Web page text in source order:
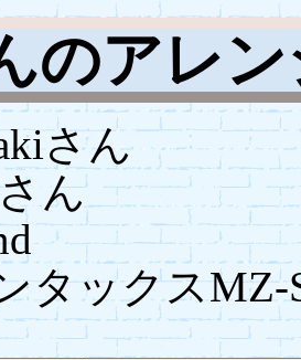
のアレ
さん
ん
タックスMZ-